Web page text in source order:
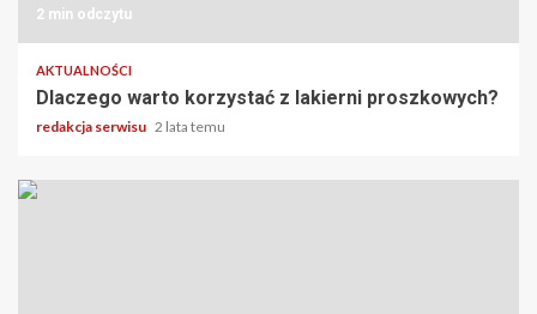
2 min odczytu
AKTUALNOŚCI
Dlaczego warto korzystać z lakierni proszkowych?
redakcja serwisu 2 lata temu